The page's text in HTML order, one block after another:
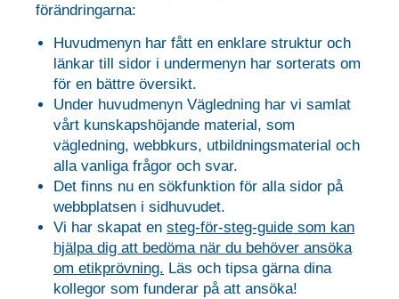
förändringarna:
Huvudmenyn har fått en enklare struktur och
länkar till sidor i undermenyn har sorterats om
för en bättre översikt.
Under huvudmenyn Vägledning har vi samlat
vårt kunskapshöjande material, som
vägledning, webbkurs, utbildningsmaterial och
alla vanliga frågor och svar.
Det finns nu en sökfunktion för alla sidor på
webbplatsen i sidhuvudet.
Vi har skapat en steg-för-steg-guide som kan
hjälpa dig att bedöma när du behöver ansöka
om etikprövning. Läs och tipsa gärna dina
kollegor som funderar på att ansöka!